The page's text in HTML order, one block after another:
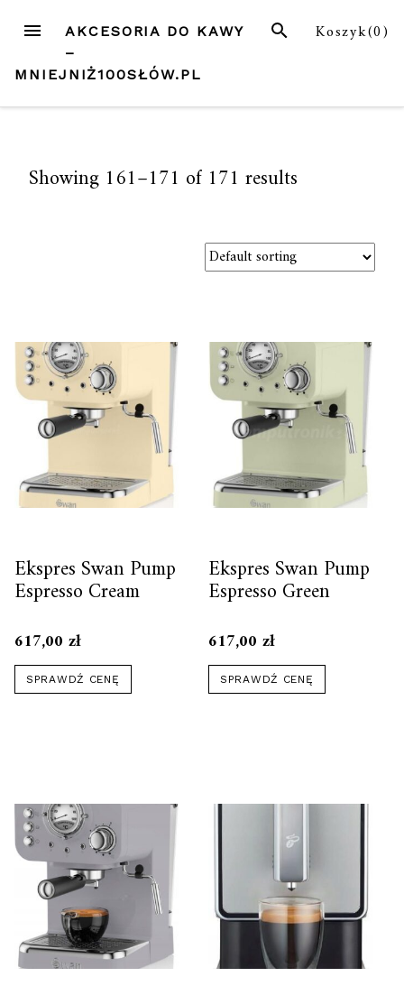
treści
MENU Koszyk(0)
SZUKAJ
AKCESORIA DO KAWY
–
MNIEJNIŻ100SŁÓW.PL
Showing 161–171 of 171 results
Ekspres Swan Pump
Espresso Cream
617,00 zł
SPRAWDŹ CENĘ
Ekspres Swan Pump
Espresso Green
617,00zł
SPRAWDŹ CENĘ